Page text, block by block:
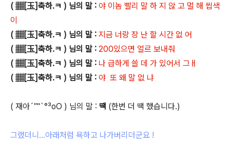
( ▦[玉]축하.ㅋ ) 님의 말 : 야 이놈 빨리 말 하 지 않 고 멀 해 씹색
이
( ▦[玉]축하.ㅋ ) 님의 말 : 지금 너랑 장 난 할 시간 없 어
( ▦[玉]축하.ㅋ ) 님의 말 : 200있으면 얼르 보내줘
( ▦[玉]축하.ㅋ ) 님의 말 : 나 급하게 쓸 데 가 있어서 그ㅐ
( ▦[玉]축하.ㅋ ) 님의 말 : 야 또 왜 말 없 냐
( 재아´″"`°³оΟ ) 님의 말 : 땍 (한번 더 땍 했습니다.)
그랬더니...아래처럼 욕하고 나가버리더군요 !